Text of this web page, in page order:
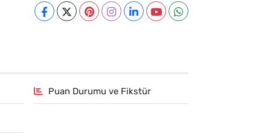
Puan Durumu ve Fikstür